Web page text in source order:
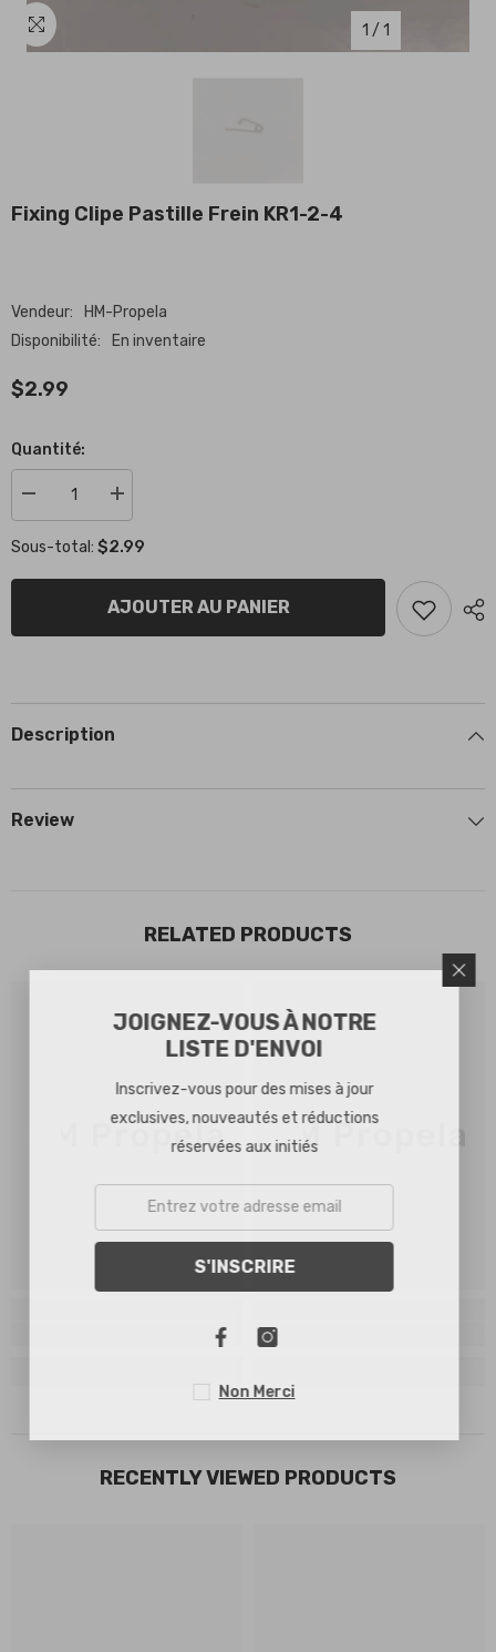
1 / 1
Fixing Clipe Pastille Frein KR1-2-4
Vendeur:
HM-Propela
Disponibilité:
En inventaire
$2.99
Quantité:
Réduire
la
de
clipe
KR1-
Augmenter
la
de
clipe
Pastille
frein
KR1-
Sous-total: $2.99
AJOUTER AU PANIER
Description
Review
RELATED PRODUCTS
HM Propela HM Propela
RECENTLY VIEWED PRODUCTS
JOIGNEZ-VOUS À NOTRE
LISTE D'ENVOI
Inscrivez-vous pour des mises à jour
exclusives, nouveautés et réductions
réservées aux initiés
S'INSCRIRE
Non Merci